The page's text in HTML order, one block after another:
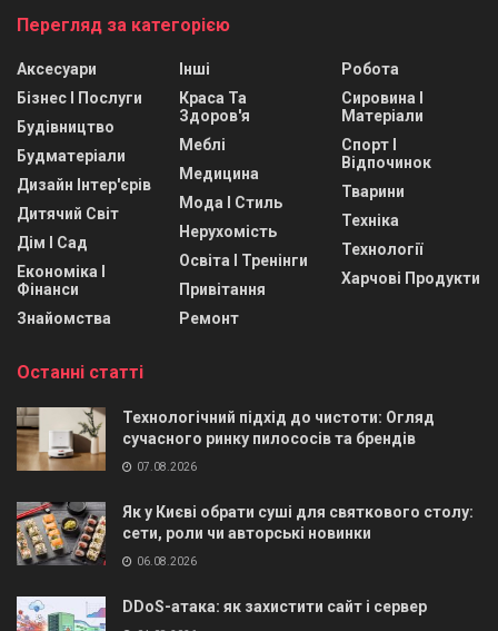
Перегляд за категорією
Аксесуари
Бізнес І Послуги
Будівництво
Будматеріали
Дизайн Інтер'єрів
Дитячий Світ
Дім І Сад
Економіка І
Фінанси
Знайомства
Інші
Краса Та
Здоров'я
Меблі
Медицина
Мода І Стиль
Нерухомість
Освіта І Тренінги
Привітання
Ремонт
Робота
Сировина І
Матеріали
Спорт І
Відпочинок
Тварини
Техніка
Технології
Харчові Продукти
Останні статті
Технологічний підхід до чистоти: Огляд
сучасного ринку пилососів та брендів
07.08.2026
Як у Києві обрати суші для святкового столу:
сети, роли чи авторські новинки
06.08.2026
DDoS-атака: як захистити сайт і сервер